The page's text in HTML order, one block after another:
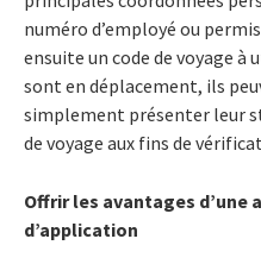
numéro d’employé ou
ensuite un code de voyage à
sont en déplacement, ils
simplement présenter leur
de voyage aux fins de
Offrir les avantages
d’application